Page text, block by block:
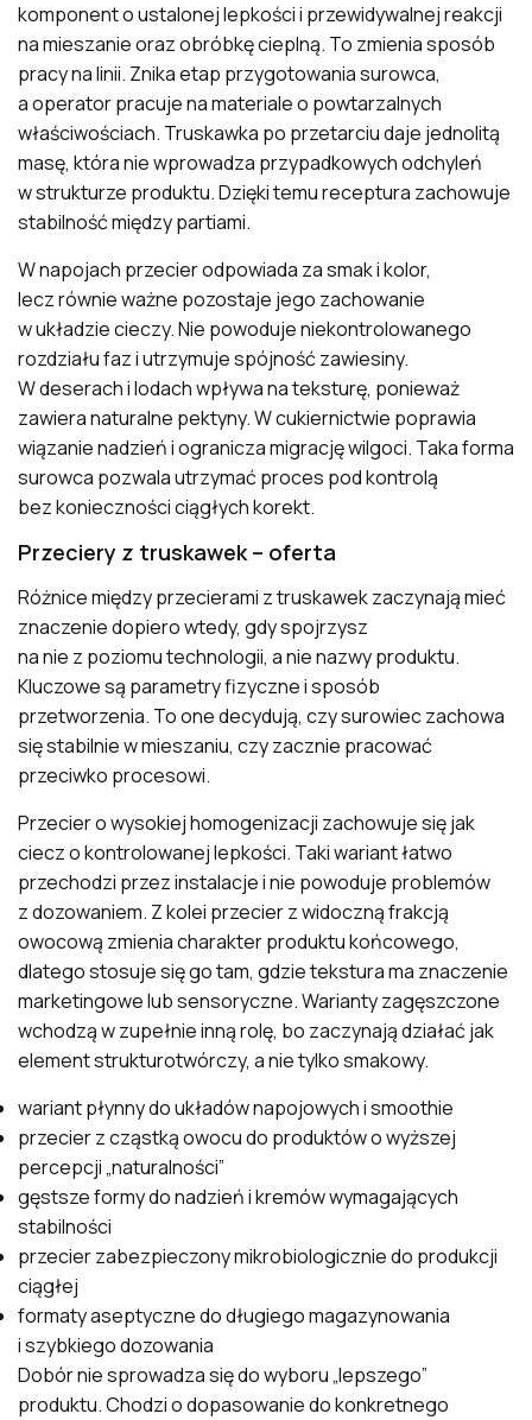
komponent o ustalonej lepkości i przewidywalnej reakcji
na mieszanie oraz obróbkę cieplną. To zmienia sposób
pracy na linii. Znika etap przygotowania surowca,
a operator pracuje na materiale o powtarzalnych
właściwościach. Truskawka po przetarciu daje jednolitą
masę, która nie wprowadza przypadkowych odchyleń
w strukturze produktu. Dzięki temu receptura zachowuje
stabilność między partiami.
W napojach przecier odpowiada za smak i kolor,
lecz równie ważne pozostaje jego zachowanie
w układzie cieczy. Nie powoduje niekontrolowanego
rozdziału faz i utrzymuje spójność zawiesiny.
W deserach i lodach wpływa na teksturę, ponieważ
zawiera naturalne pektyny. W cukiernictwie poprawia
wiązanie nadzień i ogranicza migrację wilgoci. Taka forma
surowca pozwala utrzymać proces pod kontrolą
bez konieczności ciągłych korekt.
Przeciery z truskawek – oferta
Różnice między przecierami z truskawek zaczynają mieć
znaczenie dopiero wtedy, gdy spojrzysz
na nie z poziomu technologii, a nie nazwy produktu.
Kluczowe są parametry fizyczne i sposób
przetworzenia. To one decydują, czy surowiec zachowa
się stabilnie w mieszaniu, czy zacznie pracować
przeciwko procesowi.
Przecier o wysokiej homogenizacji zachowuje się jak
ciecz o kontrolowanej lepkości. Taki wariant łatwo
przechodzi przez instalacje i nie powoduje problemów
z dozowaniem. Z kolei przecier z widoczną frakcją
owocową zmienia charakter produktu końcowego,
dlatego stosuje się go tam, gdzie tekstura ma znaczenie
marketingowe lub sensoryczne. Warianty zagęszczone
wchodzą w zupełnie inną rolę, bo zaczynają działać jak
element strukturotwórczy, a nie tylko smakowy.
wariant płynny do układów napojowych i smoothie
przecier z cząstką owocu do produktów o wyższej
percepcji „naturalności”
gęstsze formy do nadzień i kremów wymagających
stabilności
przecier zabezpieczony mikrobiologicznie do produkcji
ciągłej
formaty aseptyczne do długiego magazynowania
i szybkiego dozowania
Dobór nie sprowadza się do wyboru „lepszego”
produktu. Chodzi o dopasowanie do konkretnego